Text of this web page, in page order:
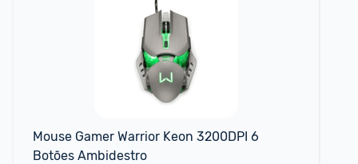
Mouse Gamer Warrior Keon 3200DPI 6
Botões Ambidestro